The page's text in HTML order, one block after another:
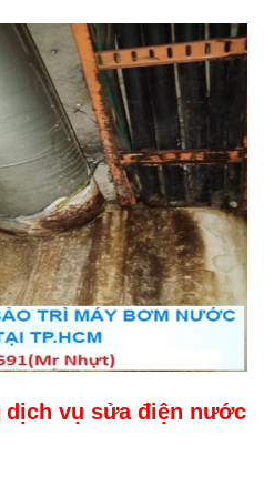
dịch vụ sửa điện nước